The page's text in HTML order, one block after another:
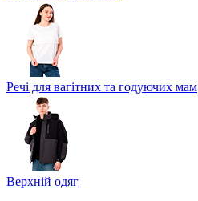
Речі для вагітних та годуючих мам
Верхній одяг